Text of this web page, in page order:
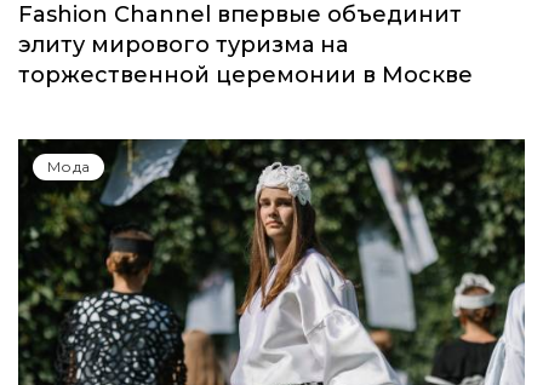
Fashion Channel впервые объединит
элиту мирового туризма на
торжественной церемонии в Москве
Мода